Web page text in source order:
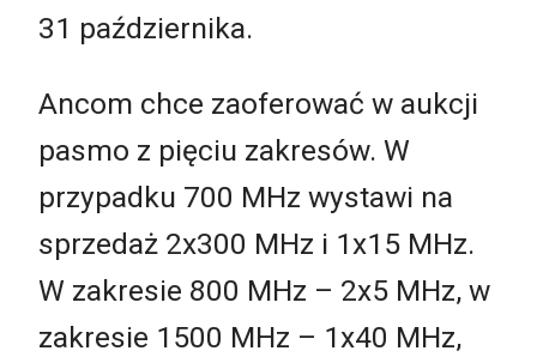
31 października.
Ancom chce zaoferować w aukcji
pasmo z pięciu zakresów. W
przypadku 700 MHz wystawi na
sprzedaż 2x300 MHz i 1x15 MHz.
W zakresie 800 MHz – 2x5 MHz, w
zakresie 1500 MHz – 1x40 MHz,